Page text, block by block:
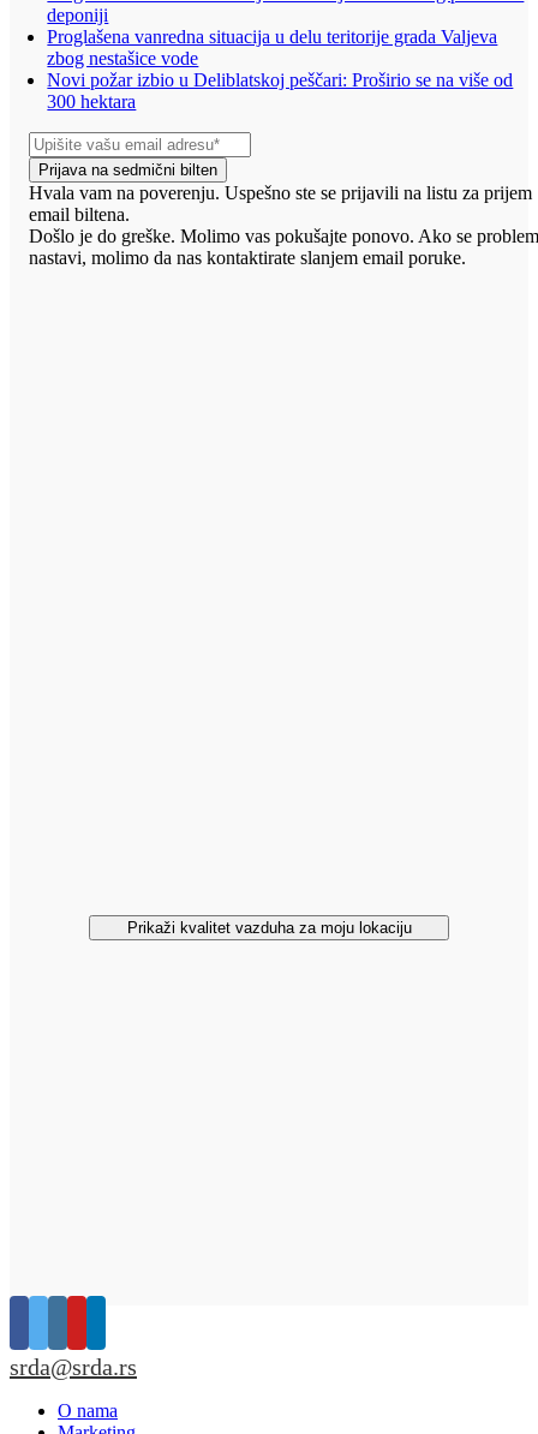
deponiji
Proglašena vanredna situacija u delu teritorije grada Valjeva
zbog nestašice vode
Novi požar izbio u Deliblatskoj peščari: Proširio se na više od
300 hektara
Prijava na sedmični bilten
Hvala vam na poverenju. Uspešno ste se prijavili na listu za prijem
email biltena.
Došlo je do greške. Molimo vas pokušajte ponovo. Ako se
nastavi, molimo da nas kontaktirate slanjem email poruke.
Prikaži kvalitet vazduha za moju lokaciju
srda@srda.rs
O nama